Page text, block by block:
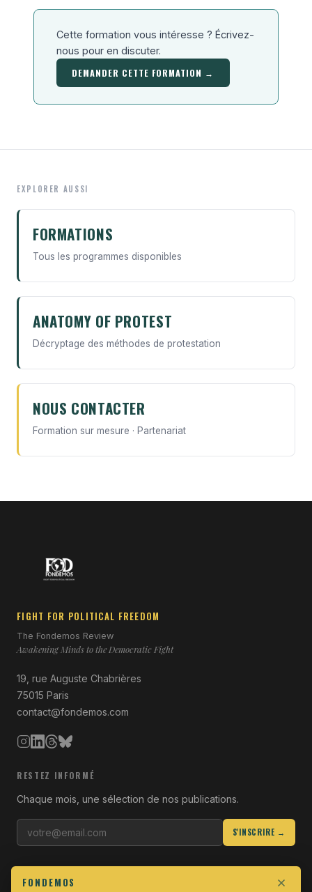
Cette formation vous intéresse ? Écrivez-
nous pour en discuter.
DEMANDER CETTE FORMATION →
EXPLORER AUSSI
FORMATIONS
Tous les programmes disponibles
ANATOMY OF PROTEST
Décryptage des méthodes de protestation
NOUS CONTACTER
Formation sur mesure · Partenariat
FIGHT FOR POLITICAL FREEDOM
The Fondemos Review
Awakening Minds to the Democratic Fight
19, rue Auguste Chabrières
75015 Paris
contact@fondemos.com
RESTEZ INFORMÉ
Chaque mois, une sélection de nos publications.
S'INSCRIRE →
FONDEMOS